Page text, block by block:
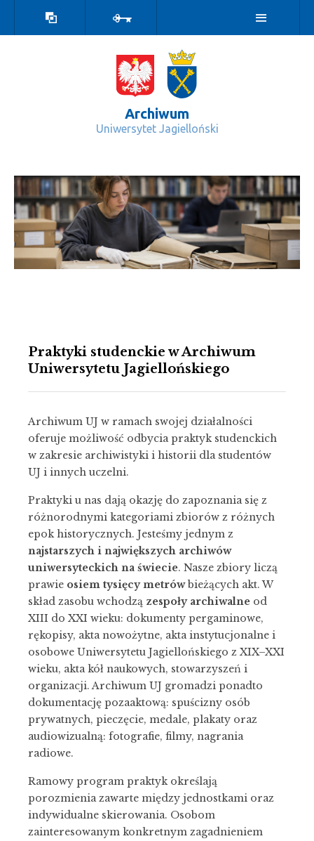
kontrastowa
Archiwum
Uniwersytet Jagielloński
Praktyki studenckie w Archiwum
Uniwersytetu Jagiellońskiego
Archiwum UJ w ramach swojej działalności
oferuje możliwość odbycia praktyk studenckich
w zakresie archiwistyki i historii dla studentów
UJ i innych uczelni.
Praktyki u nas dają okazję do zapoznania się z
różnorodnymi kategoriami zbiorów z różnych
epok historycznych. Jesteśmy jednym z
najstarszych i największych archiwów
uniwersyteckich na świecie. Nasze zbiory liczą
prawie osiem tysięcy metrówbieżących akt. W
skład zasobu wchodzą zespoły archiwalne od
XIII do XXI wieku: dokumenty pergaminowe,
rękopisy, akta nowożytne, akta instytucjonalne i
osobowe Uniwersytetu Jagiellońskiego z XIX–XXI
wieku, akta kół naukowych, stowarzyszeń i
organizacji. Archiwum UJ gromadzi ponadto
dokumentację pozaaktową: spuścizny osób
prywatnych, pieczęcie, medale, plakaty oraz
audiowizualną: fotografie, filmy, nagrania
radiowe.
Ramowy program praktyk określają
porozmienia zawarte między jednostkami oraz
indywidualne skierowania. Osobom
zainteresowanym konkretnym zagadnieniem